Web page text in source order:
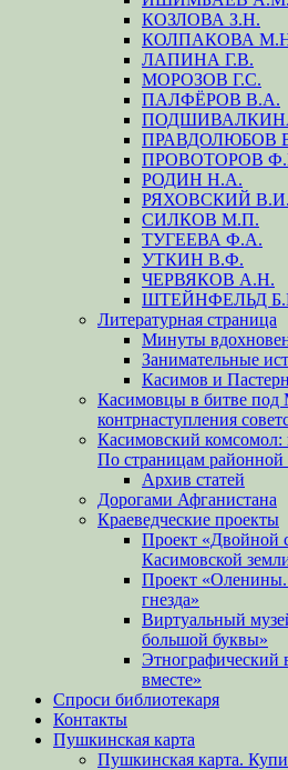
КОЗЛОВА З.Н.
КОЛПАКОВА
ЛАПИНА Г.В.
МОРОЗОВ Г.С.
ПАЛФЁРОВ В.А.
ПРАВДОЛЮБОВ
ПРОВОТОРОВ
РОДИН Н.А.
РЯХОВСКИЙ В.И.
СИЛКОВ М.П.
ТУГЕЕВА Ф.А.
УТКИН В.Ф.
ЧЕРВЯКОВ А.Н.
ШТЕЙНФЕЛЬД
Литературная страница
Минуты
Занимательные
Касимов и
Касимовцы в битве под
контрнаступления
Касимовский
По страницам районной
Архив статей
Дорогами Афганистана
Краеведческие проекты
Проект «Двойной
Касимовской
Проект «Оленины.
гнезда»
Виртуальный
большой буквы»
вместе»
Спроси библиотекаря
Контакты
Пушкинская карта
Пушкинская карта.